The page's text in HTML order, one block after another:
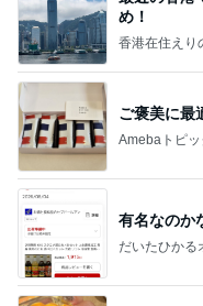
め！
香港在住えり
ご褒美に最
Amebaトピッ
有名なのか
だいたひかる